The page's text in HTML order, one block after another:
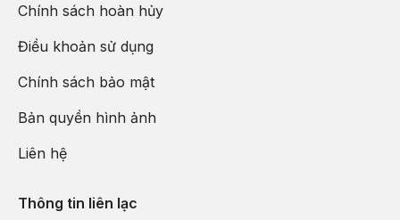
đá Hà Giang (Ảnh: PYS Travel)
Hoa tam giác mạchkhông chỉ mang vẻ đẹp làm say lòng du
thiểu số nơi đây. Mùa hoa tam giác mạch đã trở thành thời điểm
lý tưởng để các tín đồ yêu thiên nhiên và đam mê du lịch đến
Chính sách hoàn hủy
Điều khoản sử dụng
Chính sách bảo mật
Bản quyền hình ảnh
Liên hệ
Thông tin liên lạc